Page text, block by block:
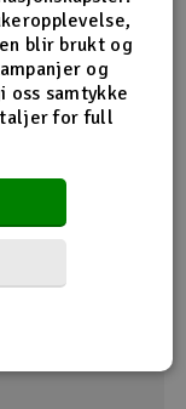
Sensorløs
blir brukt og
og
oss samtykke
for full